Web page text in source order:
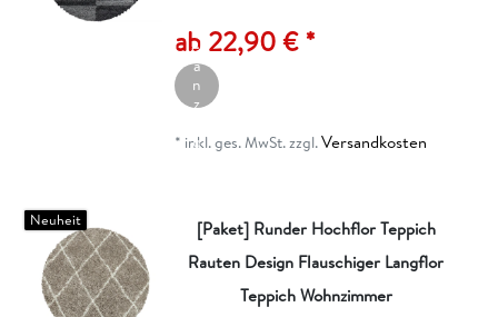
ab 22,90 € *
ik
el
a
n
z
g
* inkl. ges. MwSt.zzgl.Versandkosten
Neuheit
[Paket] Runder Hochflor Teppich
Rauten Design Flauschiger Langflor
Teppich Wohnzimmer
I